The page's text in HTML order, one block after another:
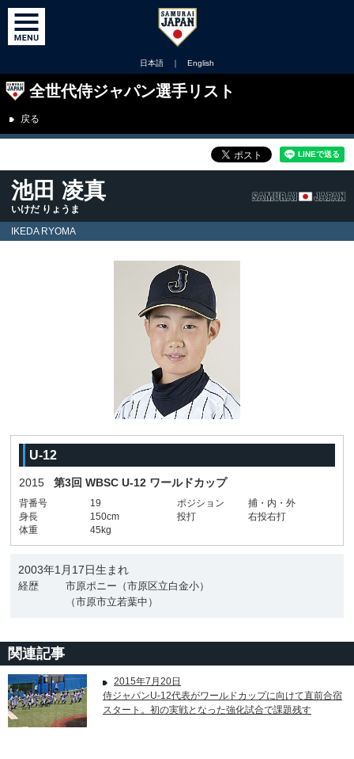
日本語 ｜ English
全世代侍ジャパン選手リスト
戻る
池田 凌真
いけだ りょうま
IKEDA RYOMA
U-12
2015 第3回 WBSC U-12 ワールドカップ
背番号 19 ポジション
捕・内・外
身長
150cm 投打
右投右打
体重
45kg
2003年1月17日生まれ
経歴
市原ポニー（市原区立白金小）
（市原市立若葉中）
関連記事
2015年7月20日
侍ジャパンU-12代表がワールドカップに向けて直前合宿
スタート。初の実戦となった強化試合で課題残す